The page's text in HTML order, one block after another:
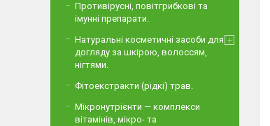
Противірусні, повітгрибкові та
імунні препарати.
Натуральні косметичні засоби для
догляду за шкірою, волоссям,
нігтями.
Фітоекстракти (рідкі) трав.
Мікронутрієнти — комплекси
вітамінів, мікро- та